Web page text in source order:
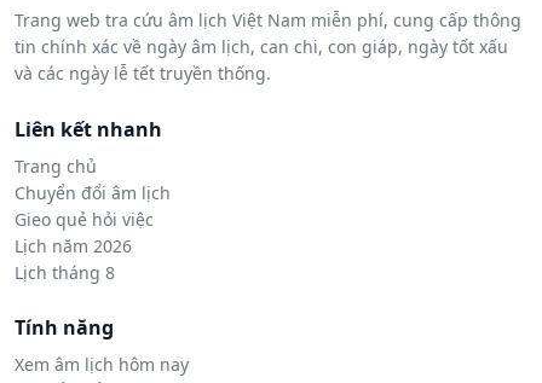
Trang web tra cứu âm lịch Việt Nam miễn phí, cung cấp thông
tin chính xác về ngày âm lịch, can chi, con giáp, ngày tốt xấu
và các ngày lễ tết truyền thống.
Liên kết nhanh
Trang chủ
Chuyển đổi âm lịch
Gieo quẻ hỏi việc
Lịch năm 2026
Lịch tháng 8
Tính năng
Xem âm lịch hôm nay